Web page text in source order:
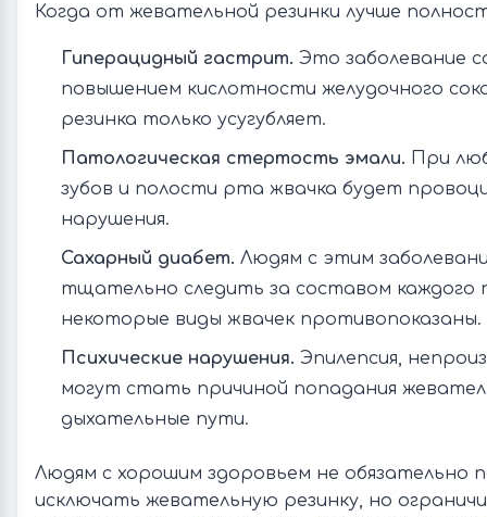
Когда от жевательной резинки лучше
Гиперацидный гастрит. Это заболевание
повышением кислотности желудочного
резинка только усугубляет.
Патологическая стертость эмали. При
зубов и полости рта жвачка будет
нарушения.
Сахарный диабет. Людям с этим
тщательно следить за составом каждого
некоторые виды жвачек противопоказаны.
Психические нарушения. Эпилепсия,
могут стать причиной попадания
дыхательные пути.
Людям с хорошим здоровьем не обязательно
исключать жевательную резинку, но